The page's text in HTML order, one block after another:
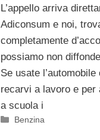
L’appello arriva
Adiconsum e noi,
completamente
possiamo non
Se usate
recarvi a lavoro e per
a scuola i
Categorie
Benzina